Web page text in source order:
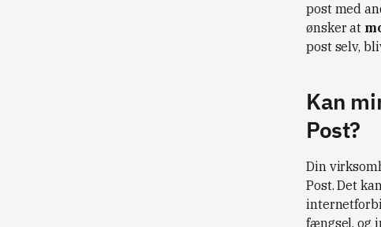
post med
ønsker at
post selv,
Kan
Post?
Din
Post. Det
fængsel, og